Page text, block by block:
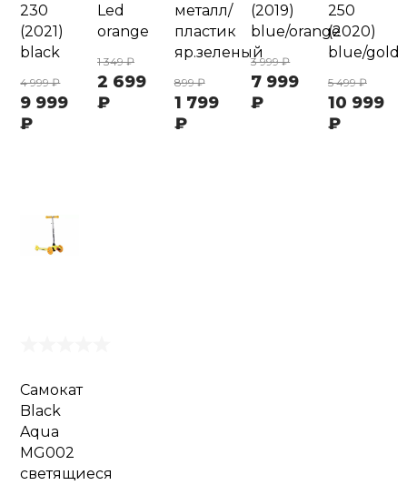
230
(2021)
black
4 999 ₽
9 999
₽
Led
orange
1 349 ₽
2 699
₽
металл/
пластик
яр.зеленый
899 ₽
1 799
₽
(2019)
blue/orange
3 999 ₽
7 999
₽
250
(2020)
blue/gold
5 499 ₽
10 999
₽
Самокат
Black
Aqua
MG002
светящиеся